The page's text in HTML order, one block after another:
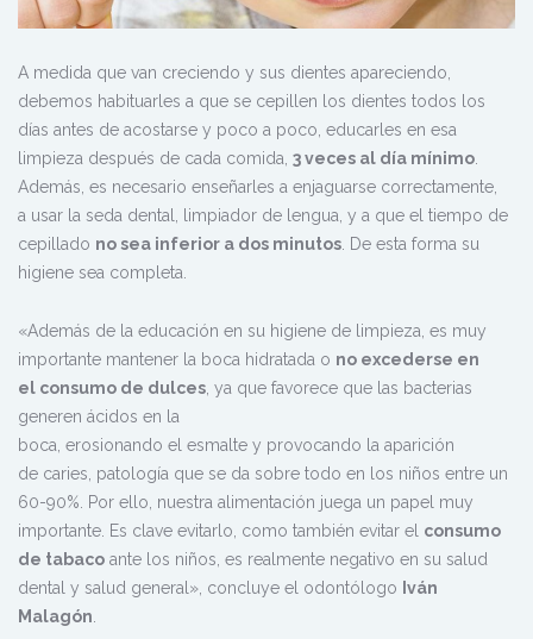
A medida que van creciendo y sus dientes apareciendo,
debemos habituarles a que se cepillen los dientes todos los
días antes de acostarse y poco a poco, educarles en esa
limpieza después de cada comida, 3 veces al día mínimo
Además, es necesario enseñarles a enjaguarse correctamente,
a usar la seda dental, limpiador de lengua, y a que el tiempo de
cepillado no sea inferior a dos minutos . De esta forma su
higiene sea completa.
«Además de la educación en su higiene de limpieza, es muy
importante mantener la boca hidratada o no excederse en
el consumo de dulces , ya que favorece que las bacterias
generen ácidos en la
boca, erosionando el esmalte y provocando la aparición
de caries, patología que se da sobre todo en los niños entre un
60-90%. Por ello, nuestra alimentación juega un papel muy
importante. Es clave evitarlo, como también evitar el consumo
de tabaco ante los niños, es realmente negativo en su salud
dental y salud general», concluye el odontólogo Iván
Malagón